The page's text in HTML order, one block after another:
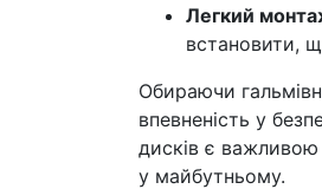
Легкий
встановити,
Обираючи
впевненість у
дисків є
у майбутньому.